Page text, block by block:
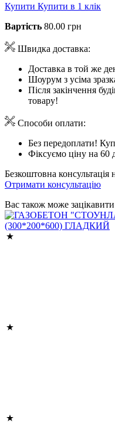
Купити Купити в 1 клік
Вартість 80.00 грн
Швидка доставка:
Доставка в той же
Шоурум з усіма
Після закінчення
товару!
Способи оплати:
Без передоплати!
Фіксуємо ціну на 60
Безкоштовна консультація
Отримати консультацію
Вас також може